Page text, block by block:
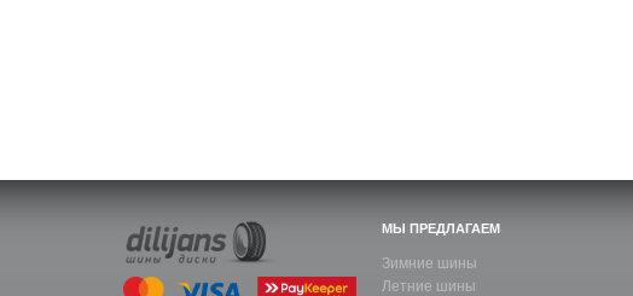
МЫ ПРЕДЛАГАЕМ
Зимние шины
Летние шины